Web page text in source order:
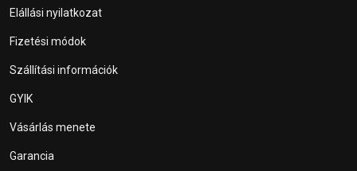
Elállási nyilatkozat
Fizetési módok
Szállítási információk
GYIK
Vásárlás menete
Garancia